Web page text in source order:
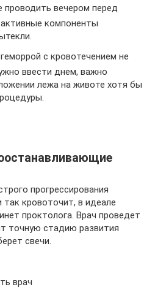
проводить вечером перед
компоненты
с кровотечением не
ввести днем, важно
лежа на животе хотя бы
прогрессирования
кровоточит, в идеале
проктолога. Врач проведет
точную стадию развития
свечи.
врач